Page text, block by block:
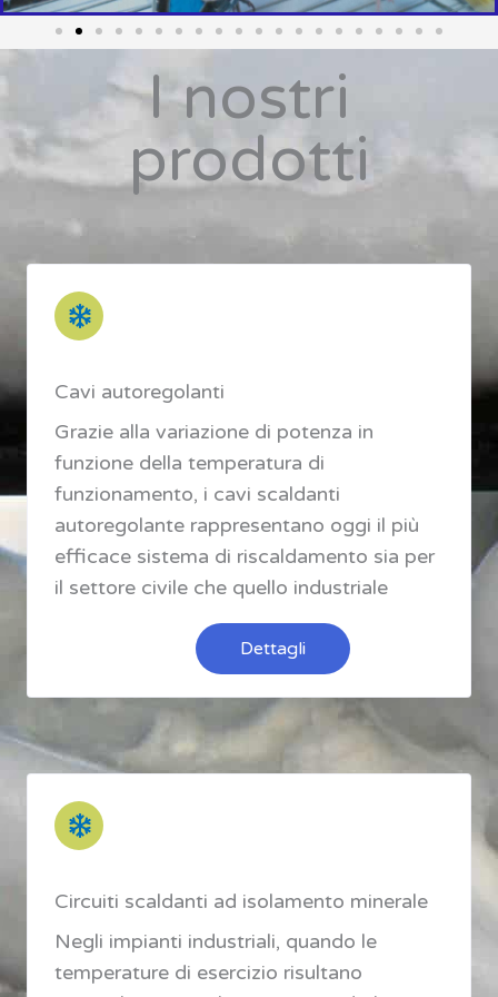
I nostri
prodotti
Cavi autoregolanti
Grazie alla variazione di potenza in
funzione della temperatura di
funzionamento, i cavi scaldanti
autoregolante rappresentano oggi il più
efficace sistema di riscaldamento sia per
il settore civile che quello industriale
Dettagli
Circuiti scaldanti ad isolamento minerale
Negli impianti industriali, quando le
temperature di esercizio risultano